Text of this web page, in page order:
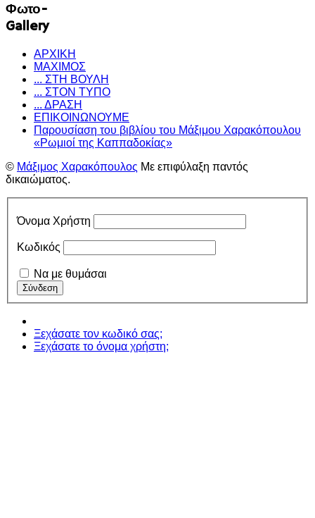
Φωτο-
Gallery
ΑΡΧΙΚΗ
ΜΑΧΙΜΟΣ
... ΣΤΗ ΒΟΥΛΗ
... ΣΤΟΝ ΤΥΠΟ
... ΔΡΑΣΗ
ΕΠΙΚΟΙΝΩΝΟΥΜΕ
Παρουσίαση του βιβλίου του Μάξιμου Χαρακόπουλου
«Ρωμιοί της Καππαδοκίας»
© Μάξιμος Χαρακόπουλος Με επιφύλαξη παντός
δικαιώματος.
Όνομα Χρήστη
Κωδικός
Να με θυμάσαι
Ξεχάσατε τον κωδικό σας;
Ξεχάσατε το όνομα χρήστη;